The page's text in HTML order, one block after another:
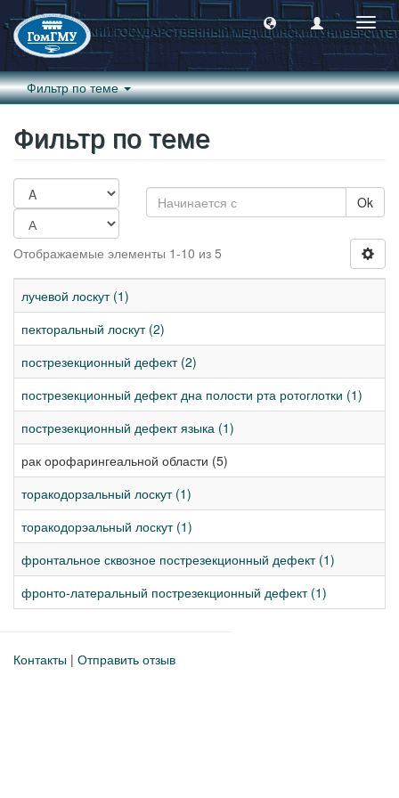
Фильтр по теме
Фильтр по теме
Ok
Отображаемые элементы 1-10 из 5
лучевой лоскут (1)
пекторальный лоскут (2)
пострезекционный дефект (2)
пострезекционный дефект дна полости рта ротоглотки (1)
пострезекционный дефект языка (1)
рак орофарингеальной области (5)
торакодорзальный лоскут (1)
торакодорэальный лоскут (1)
фронтальное сквозное пострезекционный дефект (1)
фронто-латеральный пострезекционный дефект (1)
Контакты | Отправить отзыв